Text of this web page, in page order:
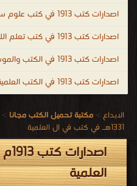
اصدارات كتب 1913 في كتب علوم سياسية وقانونية
اصدارات كتب 1913 في كتب تعلم اللغات
اصدارات كتب 1913 في الكتب والموسوعات العامة
اصدارات كتب 1913 في الكتب العلمية
الابداع > مكتبة تحميل الكتب مجانا >
1331هـ في كتب في ال العلمية
العلمية